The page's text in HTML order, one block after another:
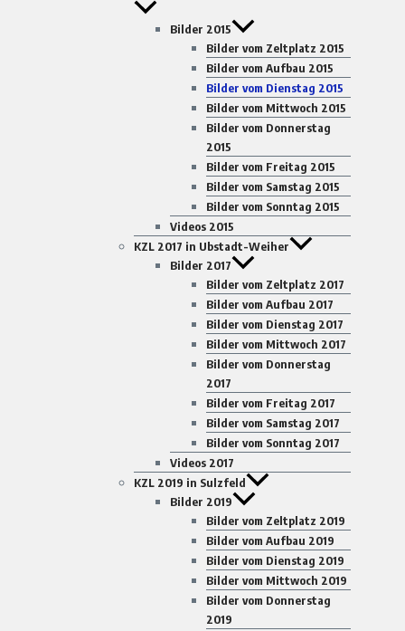
Bilder 2015
Bilder vom Zeltplatz 2015
Bilder vom Aufbau 2015
Bilder vom Dienstag 2015
Bilder vom Mittwoch 2015
Bilder vom Donnerstag
2015
Bilder vom Freitag 2015
Bilder vom Samstag 2015
Bilder vom Sonntag 2015
Videos 2015
KZL 2017 in Ubstadt-Weiher
Bilder 2017
Bilder vom Zeltplatz 2017
Bilder vom Aufbau 2017
Bilder vom Dienstag 2017
Bilder vom Mittwoch 2017
Bilder vom Donnerstag
2017
Bilder vom Freitag 2017
Bilder vom Samstag 2017
Bilder vom Sonntag 2017
Videos 2017
KZL 2019 in Sulzfeld
Bilder 2019
Bilder vom Zeltplatz 2019
Bilder vom Aufbau 2019
Bilder vom Dienstag 2019
Bilder vom Mittwoch 2019
Bilder vom Donnerstag
2019